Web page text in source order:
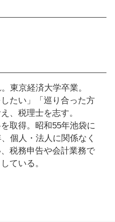
東京経済大学卒業。
たい」「巡り合った方
、税理士を志す。
取得。昭和55年池袋に
個人・法人に関係なく
税務申告や会計業務で
ている。